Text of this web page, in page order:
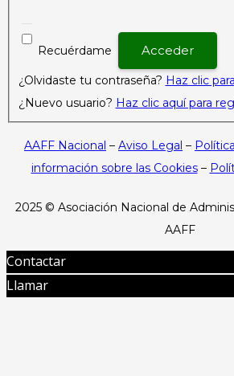
Recuérdame
¿Olvidaste tu contraseña? Haz clic
¿Nuevo usuario? Haz clic aquí para
AAFF Nacional – Aviso Legal –
información sobre las Cookies–
2025 © Asociación Nacional de
AAFF
Contactar
Llamar